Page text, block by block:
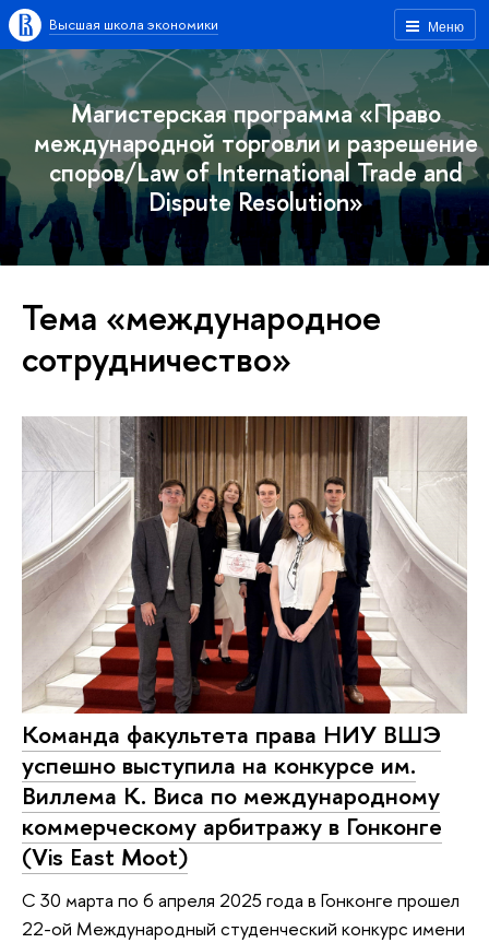
Меню
Высшая школа экономики
Магистерская программа «Право
международной торговли и разрешение
споров/Law of International Trade and
Dispute Resolution»
Тема «международное
сотрудничество»
Команда факультета права НИУ ВШЭ
успешно выступила на конкурсе им.
Виллема К. Виса по международному
коммерческому арбитражу в Гонконге
(Vis East Moot)
С 30 марта по 6 апреля 2025 года в Гонконге прошел
22-ой Международный студенческий конкурс имени